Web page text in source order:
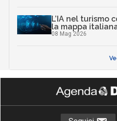
L’IA nel turismo
la mappa
08 Mag 2026